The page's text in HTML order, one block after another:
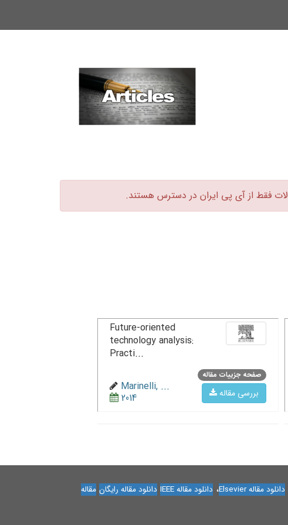
فقط از آی پی ایران در دسترس هستند.‏
صفحه جزییات مقاله
بررسی مقاله
Future-oriented
technology analysis:
Practi...
Marinelli, ...
2014
دانلود مقاله Elsevier ، دانلود مقاله IEEE دانلود مقاله رایگان مقاله